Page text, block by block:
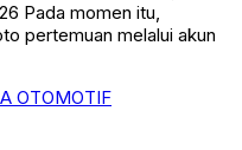
Pada momen itu,
pertemuan melalui akun